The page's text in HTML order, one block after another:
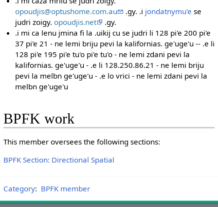
opoudjis@optushome.com.au
.gy. .i jondatnymu'e se
judri zoigy.opoudjis.net
.gy.
.i mi ca lenu jmina fi la .uikij cu se judri li 128 pi'e 200 pi'e
37 pi'e 21 - ne lemi briju pevi la kalifornias. ge'uge'u -- .e li
128 pi'e 195 pi'e tu'o pi'e tu'o - ne lemi zdani pevi la
kalifornias. ge'uge'u - .e li 128.250.86.21 - ne lemi briju
pevi la melbn ge'uge'u - .e lo vrici - ne lemi zdani pevi la
melbn ge'uge'u
BPFK work
This member oversees the following sections:
BPFK Section: Directional Spatial
Category: BPFK member